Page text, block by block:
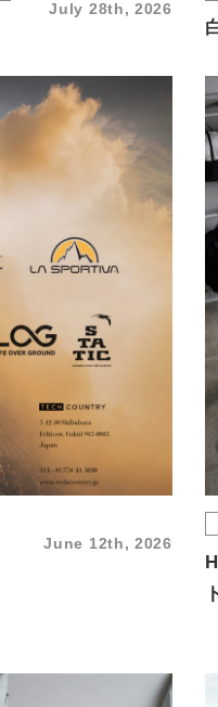
July 28th, 2026
June 12th, 2026